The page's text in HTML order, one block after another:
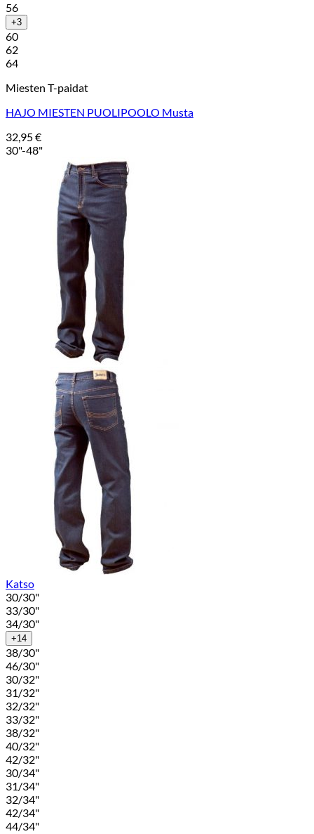
56
+3
60
62
64
Miesten T-paidat
HAJO MIESTEN PUOLIPOOLO Musta
32,95€
30"-48"
Katso
30/30"
33/30"
34/30"
+14
38/30"
46/30"
30/32"
31/32"
32/32"
33/32"
38/32"
40/32"
42/32"
30/34"
31/34"
32/34"
42/34"
44/34"